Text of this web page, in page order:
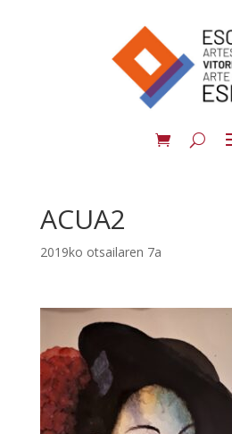
ACUA2
2019ko otsailaren 7a